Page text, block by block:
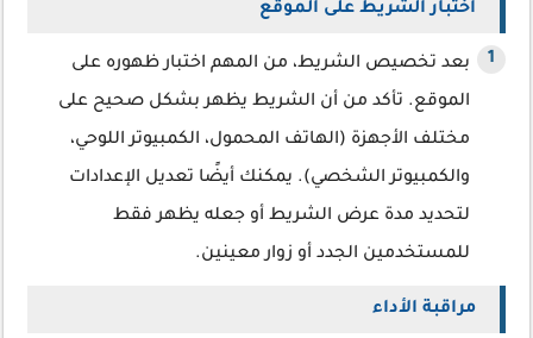
اختبار الشريط على الموقع
بعد تخصيص الشريط، من المهم اختبار ظهوره على
الموقع. تأكد من أن الشريط يظهر بشكل صحيح على
مختلف الأجهزة (الهاتف المحمول، الكمبيوتر اللوحي،
والكمبيوتر الشخصي). يمكنك أيضًا تعديل الإعدادات
لتحديد مدة عرض الشريط أو جعله يظهر فقط
للمستخدمين الجدد أو زوار معينين.
مراقبة الأداء